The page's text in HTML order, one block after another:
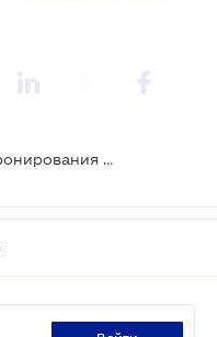
В Раде готовят новые правила бронирования работников: предлагается ввести ежемесячный платеж за отсрочку